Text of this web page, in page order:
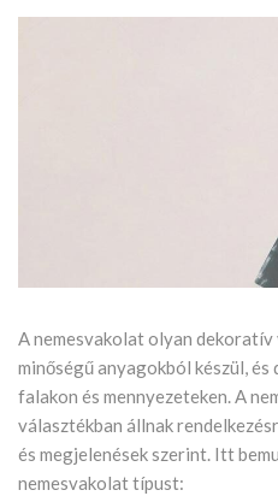
A nemesvakolat olyan
minőségű anyagokból készül,
falakon és mennyezeteken. A
választékban állnak
és megjelenések szerint. Itt
nemesvakolat típust: